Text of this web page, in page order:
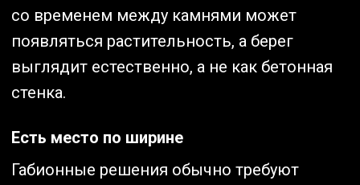
со временем между камнями может
появляться растительность, а берег
выглядит естественно, а не как бетонная
стенка.
Есть место по ширине
Габионные решения обычно требуют